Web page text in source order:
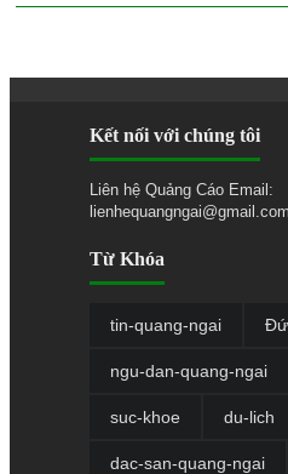
Kết nối với chúng tôi
Liên hệ Quảng Cáo Email:
lienhequangngai@gmail.com
Từ Khóa
tin-quang-ngai
ngu-dan-quang-ngai
suc-khoe du-lich
dac-san-quang-ngai